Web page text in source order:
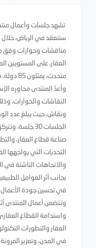
مناقشات وحوارات وفق
متحدث، يمثلون 85 دولة، من مختلف دول العالم.
وأعدَّ المنتدى محاوره
النقاشات والحوارات،
الجلسات 30
صناعة قطاع العقار،
التحديات التي يواجهها
والاتجاهات الناشئة في
بجانب أثر العوامل
في تحسين جودة الأعمال.
وتتضمن أعمال المنتدى
واستدامة القطاع
العقار والتطورات
في المدن، وتعزيز